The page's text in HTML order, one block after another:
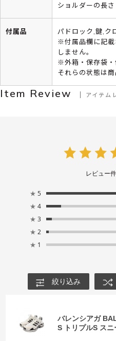
ショルダーの長
付属品
パドロック,鍵,ク
※付属品欄に記
しません。
※外箱・保存袋・
それらの状態は
Item Review アイテム
レビュー
★ 5
★ 4
★ 3
★ 2
★ 1
絞り込み
バレンシアガ
S トリプルS ス